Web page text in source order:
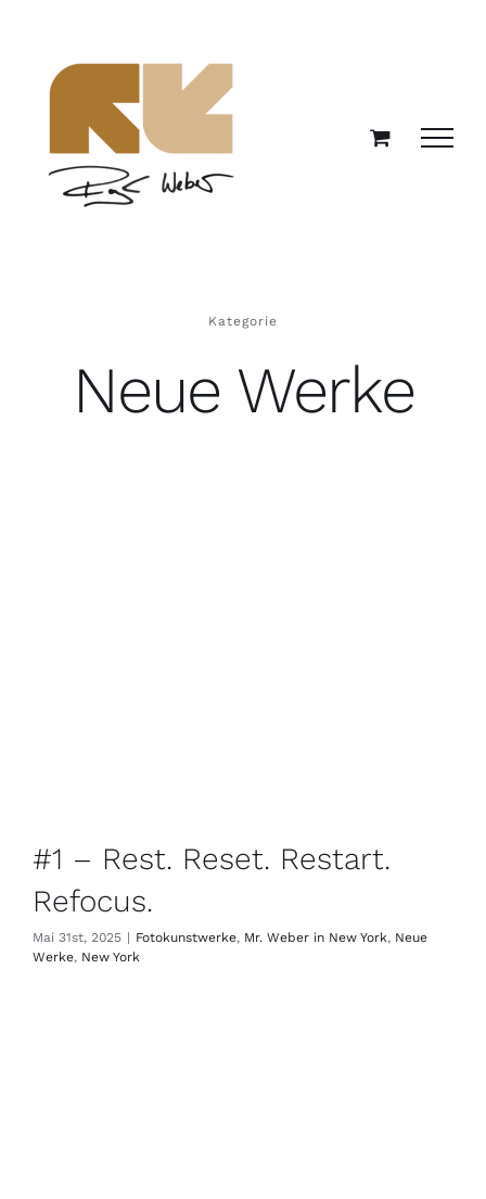
springen
Kategorie
Neue Werke
#1 – Rest. Reset. Restart.
Refocus.
Mai 31st, 2025 | Fotokunstwerke, Mr. Weber in New York, Neue
Werke, New York